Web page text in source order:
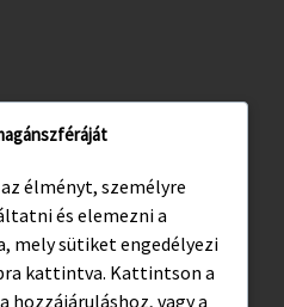
élményt, személyre
és elemezni a
mely sütiket engedélyezi
kattintva. Kattintson a
hozzájáruláshoz, vagy a